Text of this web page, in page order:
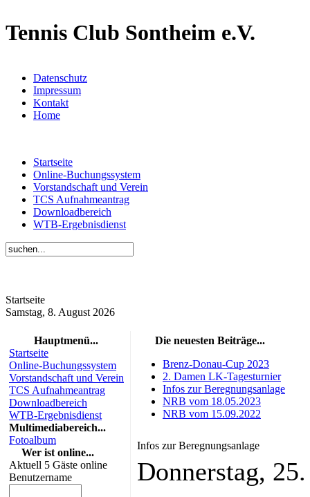
Tennis Club Sontheim e.V.
Datenschutz
Impressum
Kontakt
Home
Startseite
Online-Buchungssystem
Vorstandschaft und Verein
TCS Aufnahmeantrag
Downloadbereich
WTB-Ergebnisdienst
Startseite
Samstag, 8. August 2026
Hauptmenü...
Startseite
Online-Buchungssystem
Vorstandschaft und Verein
TCS Aufnahmeantrag
Downloadbereich
WTB-Ergebnisdienst
Multimediabereich...
Fotoalbum
Wer ist online...
Aktuell 5 Gäste online
Benutzername
Die neuesten Beiträge...
Brenz-Donau-Cup 2023
2. Damen LK-Tagesturnier
Infos zur Beregnungsanlage
NRB vom 18.05.2023
NRB vom 15.09.2022
Infos zur Beregnungsanlage
Donnerstag,